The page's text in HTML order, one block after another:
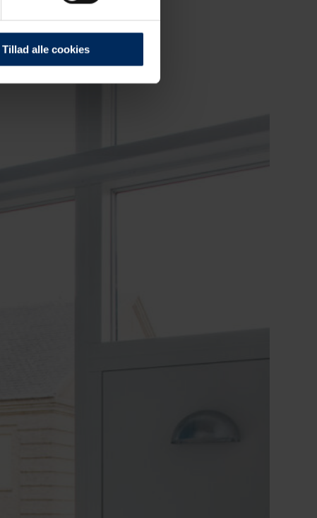
Tillad alle cookies